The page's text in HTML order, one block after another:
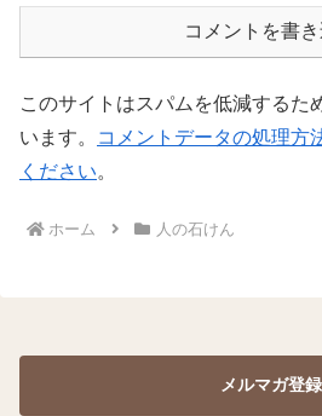
コメントを書
このサイトはスパムを低減するた
います。
コメントデータの処理方
ください。
ホーム 人の石けん
メルマガ登録